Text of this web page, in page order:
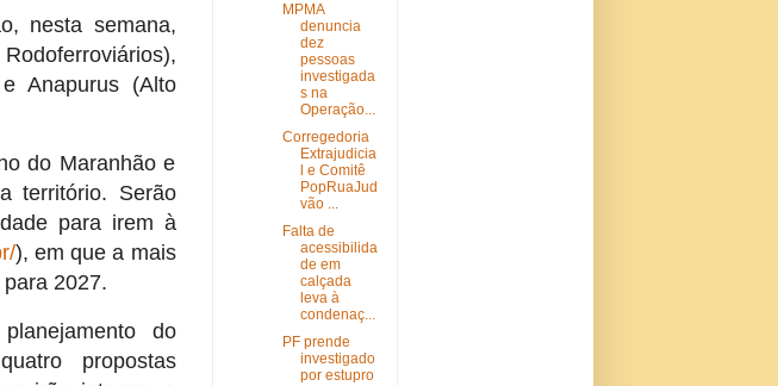
nesta semana,
Anapurus (Alto
do Maranhão e
território. Serão
para irem à
), em que a mais
2027.
do
propostas
MPMA
denuncia
dez
pessoas
investigada
s na
Operação...
Corregedoria
Extrajudicia
l e Comitê
PopRuaJud
vão ...
Falta de
acessibilida
de em
calçada
leva à
condenaç...
PF prende
investigado
por estupro